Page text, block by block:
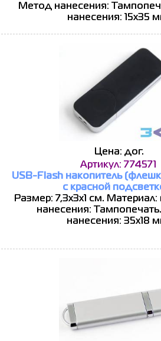
Метод нанесения:
нанесения: 15х35
Цена: дог.
Артикул: 774571
USB-Flash накопитель
с красной
Размер: 7,3х3х1 см.
нанесения:
нанесения: 35х18